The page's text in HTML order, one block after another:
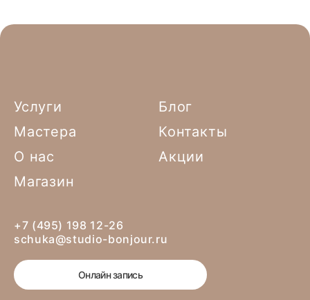
Услуги
Блог
Мастера
Контакты
О нас
Акции
Магазин
+7 (495) 198 12-26
schuka@studio-bonjour.ru
Онлайн запись